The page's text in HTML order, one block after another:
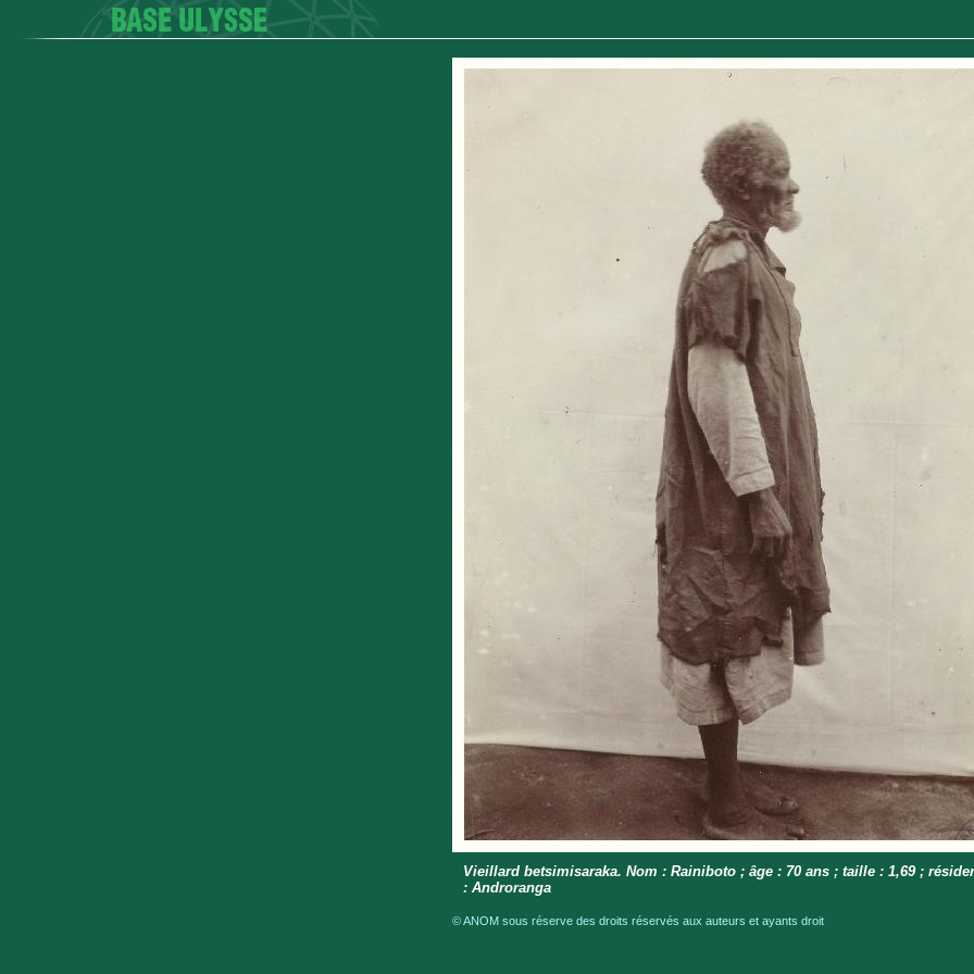
Vieillard betsimisaraka. Nom : Rainiboto ; âge : 70 ans ; taille : 1,69 ;
: Androranga
© ANOM sous réserve des droits réservés aux auteurs et ayants droit